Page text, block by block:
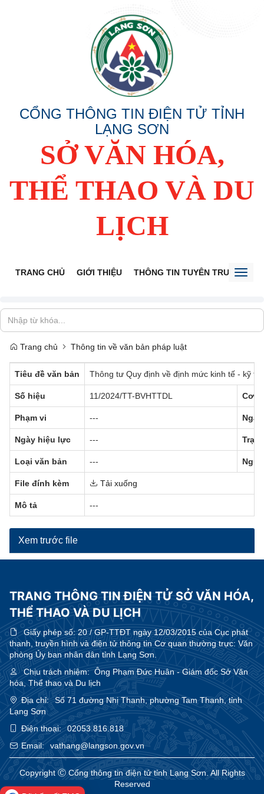
CỔNG THÔNG TIN ĐIỆN TỬ TỈNH
LẠNG SƠN
SỞ VĂN HÓA,
THỂ THAO VÀ DU
LỊCH
TRANG CHỦ GIỚI THIỆU THÔNG TIN TUYÊN TRUYỀN
Trang chủ Thông tin về văn bản pháp luật
Tiêu đề văn bản Thông tư Quy định về định mức kinh tế - kỹ
Số hiệu 11/2024/TT-BVHTTDL Cơ
Phạm vi ---
Ngày hiệu lực ---
Loại văn bản ---
File đính kèm Tải xuống
Mô tả ---
Xem trước file
TRANG THÔNG TIN ĐIỆN TỬ SỞ VĂN HÓA,
THỂ THAO VÀ DU LỊCH
Giấy phép số:20 / GP-TTĐT ngày 12/03/2015 của Cục phát
thanh, truyền hình và điện tử thông tin Cơ quan thường trực: Văn
phòng Ủy ban nhân dân tỉnh Lạng Sơn.
Chịu trách nhiệm:Ông Phạm Đức Huân - Giám đốc Sở Văn
hóa, Thể thao và Du lịch
Địa chỉ:
Số 71 đường Nhị Thanh, phường Tam Thanh, tỉnh
Lạng Sơn
Điện thoại:
02053.816.818
Email:
vathang@langson.gov.vn
Copyright Ⓒ Cổng thông tin điện tử tỉnh Lạng Sơn. All Rights
Reserved